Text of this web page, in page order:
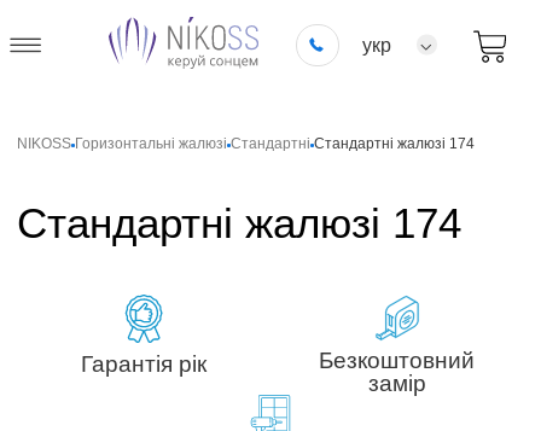
укр
NIKOSS Горизонтальні жалюзі Стандартні Стандартні жалюзі 174
Стандартні жалюзі 174
Гарантія рік
Безкоштовний
замір